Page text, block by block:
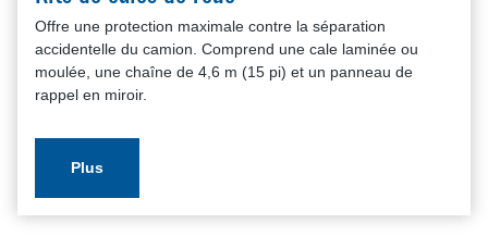
Offre une protection maximale contre la séparation
accidentelle du camion. Comprend une cale laminée ou
moulée, une chaîne de 4,6 m (15 pi) et un panneau de
rappel en miroir.
Plus